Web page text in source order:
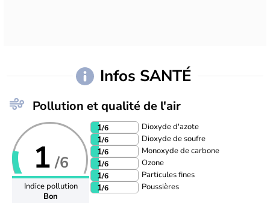
Infos SANTÉ
Pollution et qualité de l'air
1 /6
Indice pollution
Bon
1/6 Dioxyde d'azote
1/6 Dioxyde de soufre
1/6 Monoxyde de carbone
1/6 Ozone
1/6 Particules fines
1/6 Poussières